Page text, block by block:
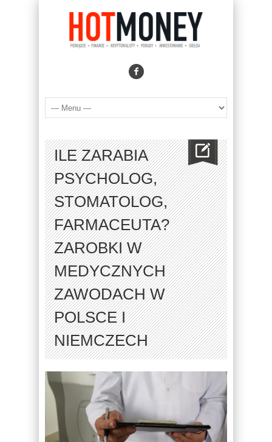
ILE ZARABIA
PSYCHOLOG,
STOMATOLOG,
FARMACEUTA?
ZAROBKI W
MEDYCZNYCH
ZAWODACH W
POLSCE I
NIEMCZECH